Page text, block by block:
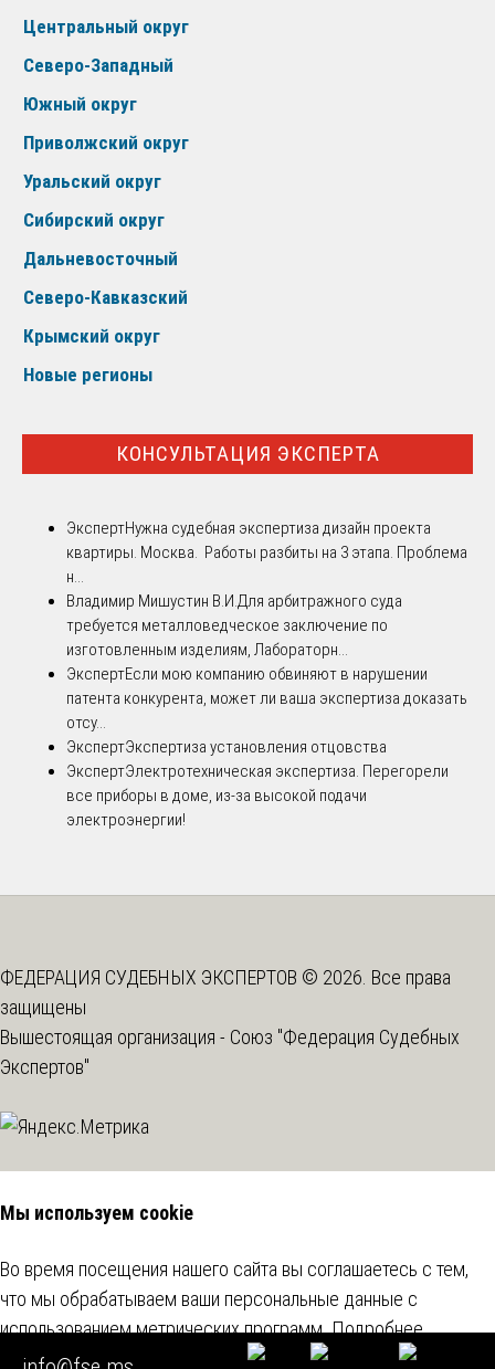
Центральный округ
Северо-Западный
Южный округ
Приволжский округ
Уральский округ
Сибирский округ
Дальневосточный
Северо-Кавказский
Крымский округ
Новые регионы
КОНСУЛЬТАЦИЯ ЭКСПЕРТА
ЭкспертНужна судебная экспертиза дизайн проекта
квартиры. Москва. Работы разбиты на 3 этапа. Проблема
н...
Владимир Мишустин В.И. Для арбитражного суда
требуется металловедческое заключение по
изготовленным изделиям, Лабораторн...
ЭкспертЕсли мою компанию обвиняют в нарушении
патента конкурента, может ли ваша экспертиза доказать
отсу...
ЭкспертЭкспертиза установления отцовства
ЭкспертЭлектротехническая экспертиза. Перегорели
все приборы в доме, из-за высокой подачи
электроэнергии!
ФЕДЕРАЦИЯ СУДЕБНЫХ ЭКСПЕРТОВ © 2026. Все права
защищены
Вышестоящая организация - Союз "Федерация Судебных
Экспертов"
Мы используем cookie
Во время посещения нашего сайта вы соглашаетесь с тем,
что мы обрабатываем ваши персональные данные с
использованием метрических программ.Подробнее